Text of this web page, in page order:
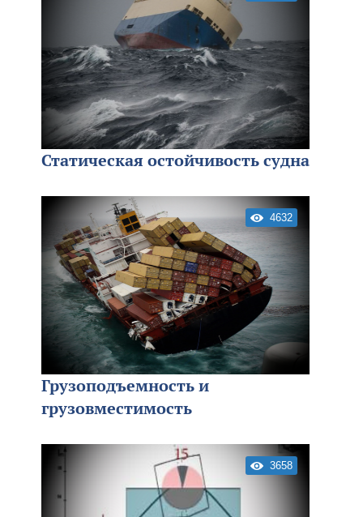
Статическая остойчивость судна
4632
Грузоподъемность и
грузовместимость
3658